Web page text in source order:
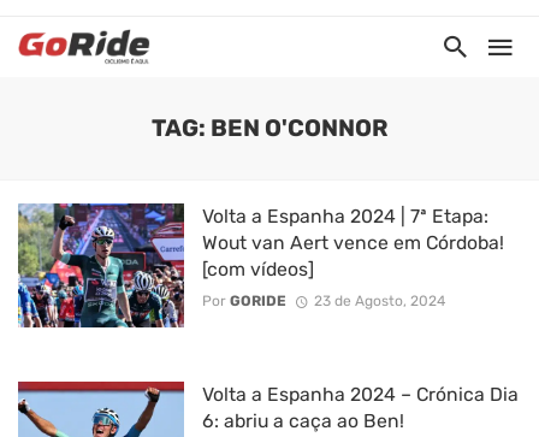
TAG: BEN O'CONNOR
Volta a Espanha 2024 | 7ª Etapa:
Wout van Aert vence em Córdoba!
[com vídeos]
Por GORIDE 23 de Agosto, 2024
Volta a Espanha 2024 – Crónica Dia
6: abriu a caça ao Ben!